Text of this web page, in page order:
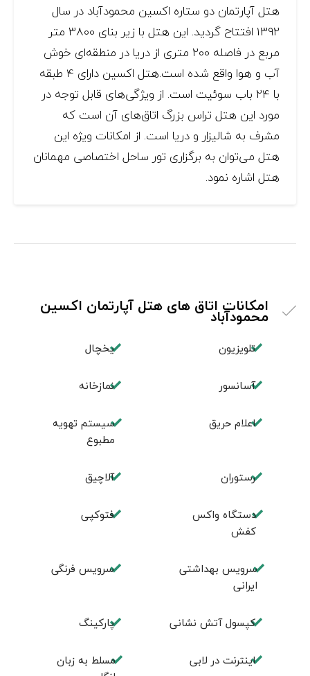
هتل آپارتمان دو ستاره اکسین محمودآباد در سال
1392 افتتاح گردید. این هتل با زیر بنای 3800 متر
مربع در فاصله 200 متری از دریا در منطقه‌ای خوش
آب و هوا واقع شده است.هتل اکسین دارای 4 طبقه
با 24 باب سوئیت است. از ویژگی‌های قابل توجه در
مورد این هتل تراس بزرگ اتاق‌های آن است که
مشرف به شالیزار و دریا است. از امکانات ویژه این
هتل می‌توان به برگزاری تور ساحل اختصاصی مهمانان
هتل اشاره نمود.
امکانات اتاق های هتل آپارتمان اکسین
محمودآباد
تلویزیون یخچال
آسانسور نمازخانه
اعلام حریق
سیستم تهویه
مطبوع
رستوران آلاچیق
دستگاه واکس
کفش
فتوکپی
سرویس بهداشتی
ایرانی
سرویس فرنگی
کپسول آتش نشانی پاركينگ
اينترنت در لابی
مسلط به زبان